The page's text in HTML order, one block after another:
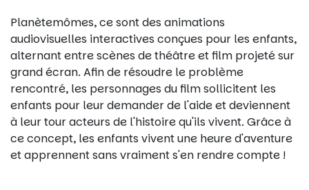
Planètemômes, ce sont des animations
audiovisuelles interactives conçues pour les enfants,
alternant entre scènes de théâtre et film projeté sur
grand écran. Afin de résoudre le problème
rencontré, les personnages du film sollicitent les
enfants pour leur demander de l'aide et deviennent
à leur tour acteurs de l'histoire qu'ils vivent. Grâce à
ce concept, les enfants vivent une heure d'aventure
et apprennent sans vraiment s'en rendre compte !